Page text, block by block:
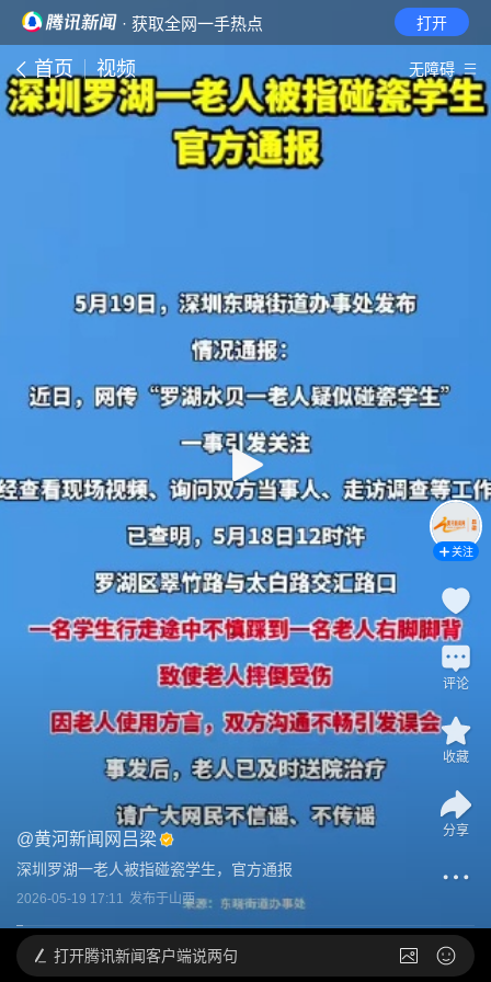
· 获取全网一手热点 打开
首页 视频 无障碍
@黄河新闻网吕梁
深圳罗湖一老人被指碰瓷学生，官方通报
2026-05-19 17:11 发布于山西
关注
评论
收藏
分享
打开腾讯新闻客户端说两句